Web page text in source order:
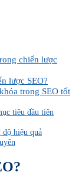
chiến lược
lược SEO?
trong SEO tốt
tiêu đầu tiên
hiệu quả